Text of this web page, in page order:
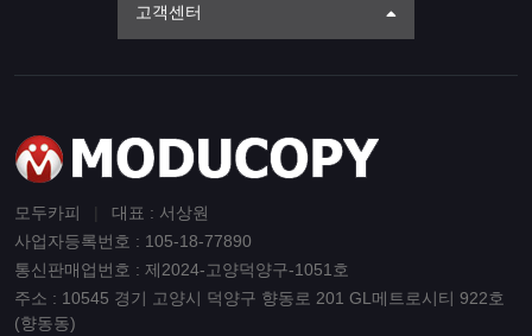
고객센터
모두카피
대표 : 서상원
사업자등록번호 : 105-18-77890
통신판매업번호 : 제2024-고양덕양구-1051호
주소 : 10545 경기 고양시 덕양구 향동로 201 GL메트로시티 922호
(향동동)